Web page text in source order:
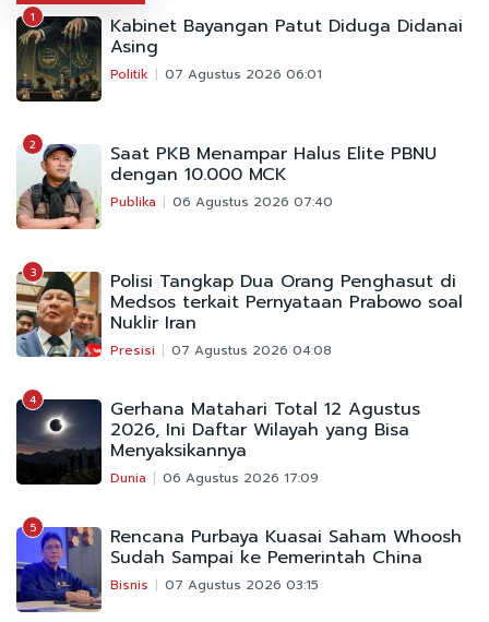
1 Kabinet Bayangan Patut Diduga Didanai
Asing
Politik 07 Agustus 2026 06:01
2 Saat PKB Menampar Halus Elite PBNU
dengan 10.000 MCK
Publika 06 Agustus 2026 07:40
3 Polisi Tangkap Dua Orang Penghasut di
Medsos terkait Pernyataan Prabowo soal
Nuklir Iran
Presisi 07 Agustus 2026 04:08
4 Gerhana Matahari Total 12 Agustus
2026, Ini Daftar Wilayah yang Bisa
Menyaksikannya
Dunia 06 Agustus 2026 17:09
5 Rencana Purbaya Kuasai Saham Whoosh
Sudah Sampai ke Pemerintah China
Bisnis 07 Agustus 2026 03:15